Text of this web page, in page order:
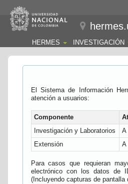
HERMES INVESTIGACIÓN
El Sistema de Información
atención a usuarios:
Componente
Investigación y Laboratorios
A
Extensión
A
Para casos que requieran
electrónico con los datos de
(Incluyendo capturas de pantalla